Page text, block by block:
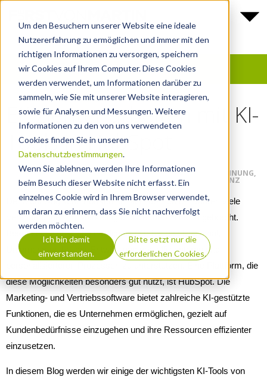
Um den Besuchern unserer Website eine ideale
Nutzererfahrung zu ermöglichen und immer mit den
richtigen Informationen zu versorgen, speichern
wir Cookies auf Ihrem Computer. Diese Cookies
werden verwendet, um Informationen darüber zu
sammeln, wie Sie mit unserer Website interagieren,
sowie für Analysen und Messungen. Weitere
Informationen zu den von uns verwendeten
Cookies finden Sie in unseren
Datenschutzbestimmungen.
Wenn Sie ablehnen, werden Ihre Informationen
beim Besuch dieser Website nicht erfasst. Ein
einzelnes Cookie wird in Ihrem Browser verwendet,
um daran zu erinnern, dass Sie nicht nachverfolgt
werden möchten.
Ich bin damit
einverstanden.
Bitte setzt nur die
erforderlichen Cookies.
Effizienter arbeiten mit KI-
Tools in HubSpot
FUERSTVONMARTIN GMBH 2024-10-08
INBOUND MARKETING, HUBSPOT,AGENTUR,KUNDENGEWINNUNG,
MEDIA,LEAD GENERIERUNG,KI,PERSONALISIERUNG EFFIZIENZ
Der technologische Fortschritt hat in den letzten Jahren viele
Veränderungen im Marketing und Vertrieb mit sich gebracht.
Besonders Künstliche Intelligenz (KI) hat das Potenzial,
Unternehmen bei der Entwicklung von effizienteren und
personalisierteren Prozessen zu unterstützen. Eine Plattform, die
diese Möglichkeiten besonders gut nutzt, ist HubSpot. Die
Marketing- und Vertriebssoftware bietet zahlreiche KI-gestützte
Funktionen, die es Unternehmen ermöglichen, gezielt auf
Kundenbedürfnisse einzugehen und ihre Ressourcen effizienter
einzusetzen.
In diesem Blog werden wir einige der wichtigsten KI-Tools von